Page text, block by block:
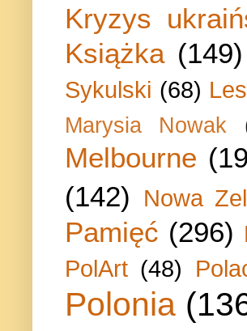
Kryzys
Książka (149)
Sykulski (68)
Marysia Nowak
Melbourne
(142) Nowa
Pamięć (296)
PolArt (48)
Polonia